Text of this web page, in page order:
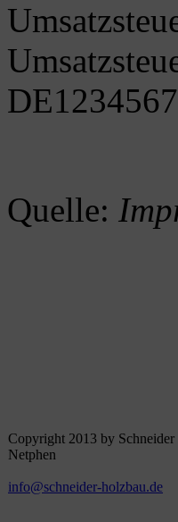
Quelle:
Copyright 2013 by
Netphen
info@schneider-holzbau.de